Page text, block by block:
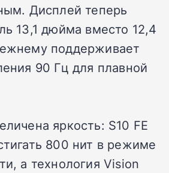
Дисплей теперь
13,1 дюйма вместо 12,4
поддерживает
90 Гц для плавной
яркость: S10 FE
800 нит в режиме
а технология Vision